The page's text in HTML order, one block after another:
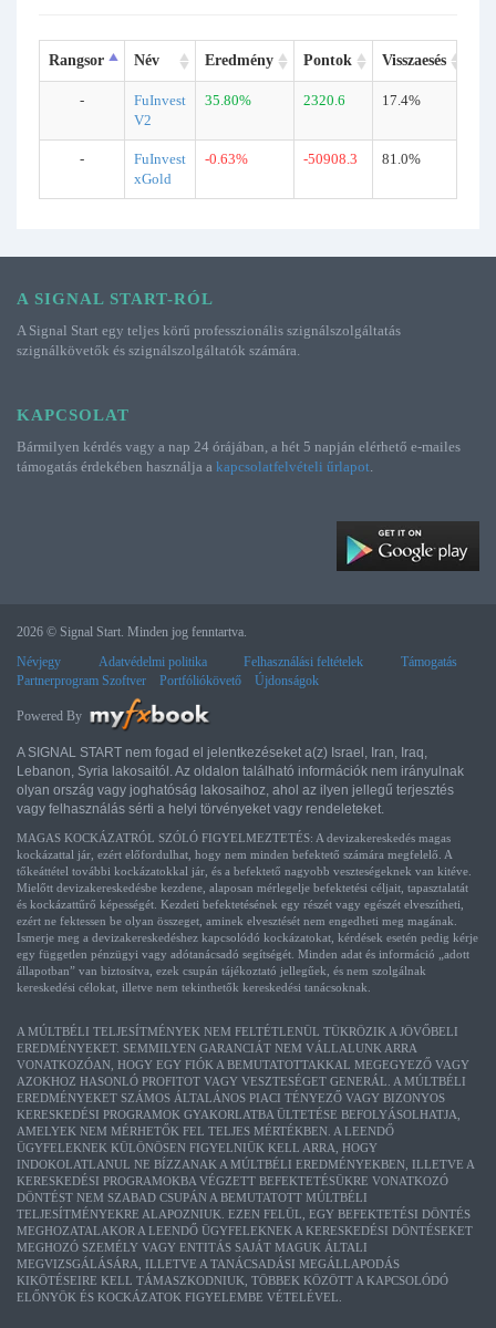
Rangsor Név Eredmény Pontok Visszaesés
-
FuInvest
V2
35.80% 2320.6 17.4%
-
FuInvest
xGold
-0.63% -50908.3 81.0%
A SIGNAL START-RÓL
A Signal Start egy teljes körű professzionális szignálszolgáltatás
szignálkövetők és szignálszolgáltatók számára.
KAPCSOLAT
Bármilyen kérdés vagy a nap 24 órájában, a hét 5 napján elérhető e-mailes
támogatás érdekében használja a kapcsolatfelvételi űrlapot.
2026 © Signal Start. Minden jog fenntartva.
Névjegy
Adatvédelmi politika Felhasználási feltételek
Támogatás
Partnerprogram Szoftver
Portfóliókövető Újdonságok
Powered By
A SIGNAL START nem fogad el jelentkezéseket a(z) Israel, Iran, Iraq,
Lebanon, Syria lakosaitól. Az oldalon található információk nem irányulnak
olyan ország vagy joghatóság lakosaihoz, ahol az ilyen jellegű terjesztés
vagy felhasználás sérti a helyi törvényeket vagy rendeleteket.
MAGAS KOCKÁZATRÓL SZÓLÓ FIGYELMEZTETÉS: A devizakereskedés magas
kockázattal jár, ezért előfordulhat, hogy nem minden befektető számára megfelelő. A
tőkeáttétel további kockázatokkal jár, és a befektető nagyobb veszteségeknek van kitéve.
Mielőtt devizakereskedésbe kezdene, alaposan mérlegelje befektetési céljait, tapasztalatát
és kockázattűrő képességét. Kezdeti befektetésének egy részét vagy egészét elveszítheti,
ezért ne fektessen be olyan összeget, aminek elvesztését nem engedheti meg magának.
Ismerje meg a devizakereskedéshez kapcsolódó kockázatokat, kérdések esetén pedig kérje
egy független pénzügyi vagy adótanácsadó segítségét. Minden adat és információ „adott
állapotban” van biztosítva, ezek csupán tájékoztató jellegűek, és nem szolgálnak
kereskedési célokat, illetve nem tekinthetők kereskedési tanácsoknak.
A MÚLTBÉLI TELJESÍTMÉNYEK NEM FELTÉTLENÜL TÜKRÖZIK A JÖVŐBELI
EREDMÉNYEKET. SEMMILYEN GARANCIÁT NEM VÁLLALUNK ARRA
VONATKOZÓAN, HOGY EGY FIÓK A BEMUTATOTTAKKAL MEGEGYEZŐ VAGY
AZOKHOZ HASONLÓ PROFITOT VAGY VESZTESÉGET GENERÁL. A MÚLTBÉLI
EREDMÉNYEKET SZÁMOS ÁLTALÁNOS PIACI TÉNYEZŐ VAGY BIZONYOS
KERESKEDÉSI PROGRAMOK GYAKORLATBA ÜLTETÉSE BEFOLYÁSOLHATJA,
AMELYEK NEM MÉRHETŐK FEL TELJES MÉRTÉKBEN. A LEENDŐ
ÜGYFELEKNEK KÜLÖNÖSEN FIGYELNIÜK KELL ARRA, HOGY
INDOKOLATLANUL NE BÍZZANAK A MÚLTBÉLI EREDMÉNYEKBEN, ILLETVE A
KERESKEDÉSI PROGRAMOKBA VÉGZETT BEFEKTETÉSÜKRE VONATKOZÓ
DÖNTÉST NEM SZABAD CSUPÁN A BEMUTATOTT MÚLTBÉLI
TELJESÍTMÉNYEKRE ALAPOZNIUK. EZEN FELÜL, EGY BEFEKTETÉSI DÖNTÉS
MEGHOZATALAKOR A LEENDŐ ÜGYFELEKNEK A KERESKEDÉSI DÖNTÉSEKET
MEGHOZÓ SZEMÉLY VAGY ENTITÁS SAJÁT MAGUK ÁLTALI
MEGVIZSGÁLÁSÁRA, ILLETVE A TANÁCSADÁSI MEGÁLLAPODÁS
KIKÖTÉSEIRE KELL TÁMASZKODNIUK, TÖBBEK KÖZÖTT A KAPCSOLÓDÓ
ELŐNYÖK ÉS KOCKÁZATOK FIGYELEMBE VÉTELÉVEL.